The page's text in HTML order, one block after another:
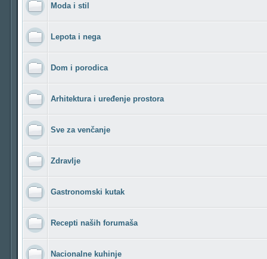
Moda i stil
Lepota i nega
Dom i porodica
Arhitektura i uređenje prostora
Sve za venčanje
Zdravlje
Gastronomski kutak
Recepti naših forumaša
Nacionalne kuhinje